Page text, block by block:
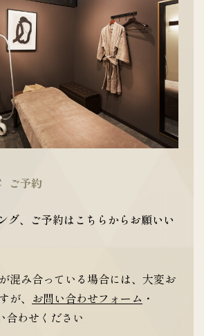
ご予約
グ、ご予約はこちらからお願いい
混み合っている場合には、大変お
が、 お問い合わせフォーム ・
合わせください